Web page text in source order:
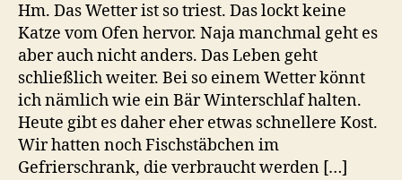
Hm. Das Wetter ist so triest. Das lockt keine
Katze vom Ofen hervor. Naja manchmal geht es
aber auch nicht anders. Das Leben geht
schließlich weiter. Bei so einem Wetter könnt
ich nämlich wie ein Bär Winterschlaf halten.
Heute gibt es daher eher etwas schnellere Kost.
Wir hatten noch Fischstäbchen im
Gefrierschrank, die verbraucht werden […]